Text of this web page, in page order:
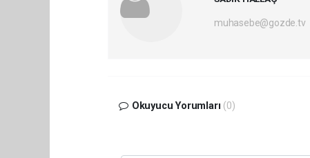
muhasebe@gozde.tv
Okuyucu Yorumları (0)